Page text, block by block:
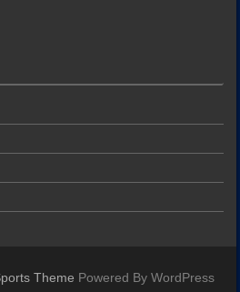
Theme Powered By WordPress